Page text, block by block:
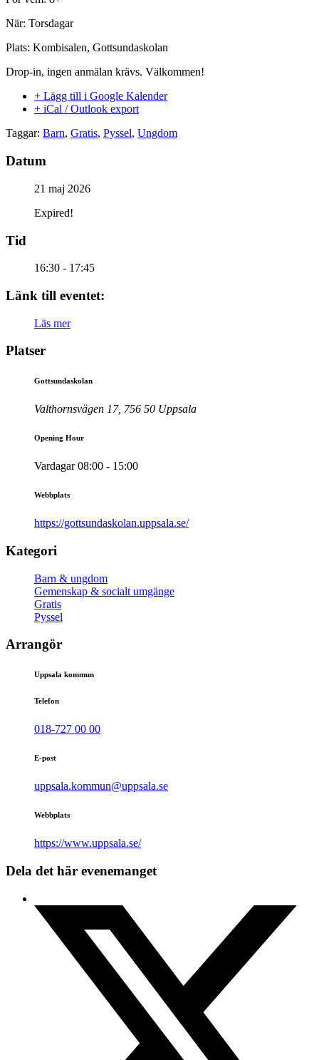
När: Torsdagar
Plats: Kombisalen, Gottsundaskolan
Drop-in, ingen anmälan krävs. Välkommen!
+ Lägg till i Google Kalender
+ iCal / Outlook export
Taggar: Barn, Gratis, Pyssel, Ungdom
Datum
21 maj 2026
Expired!
Tid
16:30 - 17:45
Länk till eventet:
Läs mer
Platser
Gottsundaskolan
Valthornsvägen 17, 756 50 Uppsala
Opening Hour
Vardagar 08:00 - 15:00
Webbplats
https://gottsundaskolan.uppsala.se/
Kategori
Barn & ungdom
Gemenskap & socialt umgänge
Gratis
Pyssel
Arrangör
Uppsala kommun
Telefon
018-727 00 00
E-post
uppsala.kommun@uppsala.se
Webbplats
https://www.uppsala.se/
Dela det här evenemanget